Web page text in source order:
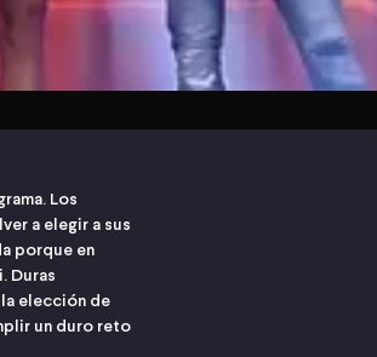
Los
a elegir a sus
porque en
Duras
elección de
un duro reto